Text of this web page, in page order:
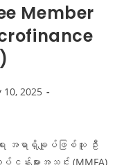
Member
10, 2025
အရာရှိချုပ်ဖြစ်သူ ဦး
လုပ်ငန်းများအသင်း (MMFA)